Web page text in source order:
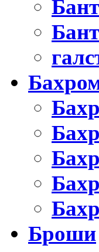
Броши